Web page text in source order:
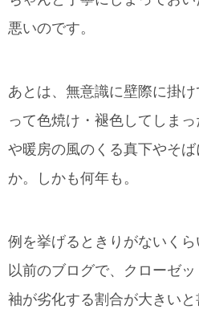
悪いのです。
あとは、無意識に壁際に掛
って色焼け・褪色してしま
や暖房の風のくる真下やそ
か。しかも何年も。
例を挙げるときりがないくら
以前のブログで、クローゼ
袖が劣化する割合が大きい